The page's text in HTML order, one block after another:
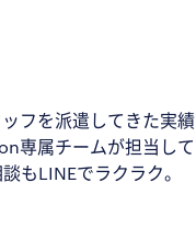
フを派遣してきた実績
専属チームが担当して
もLINEでラクラク。